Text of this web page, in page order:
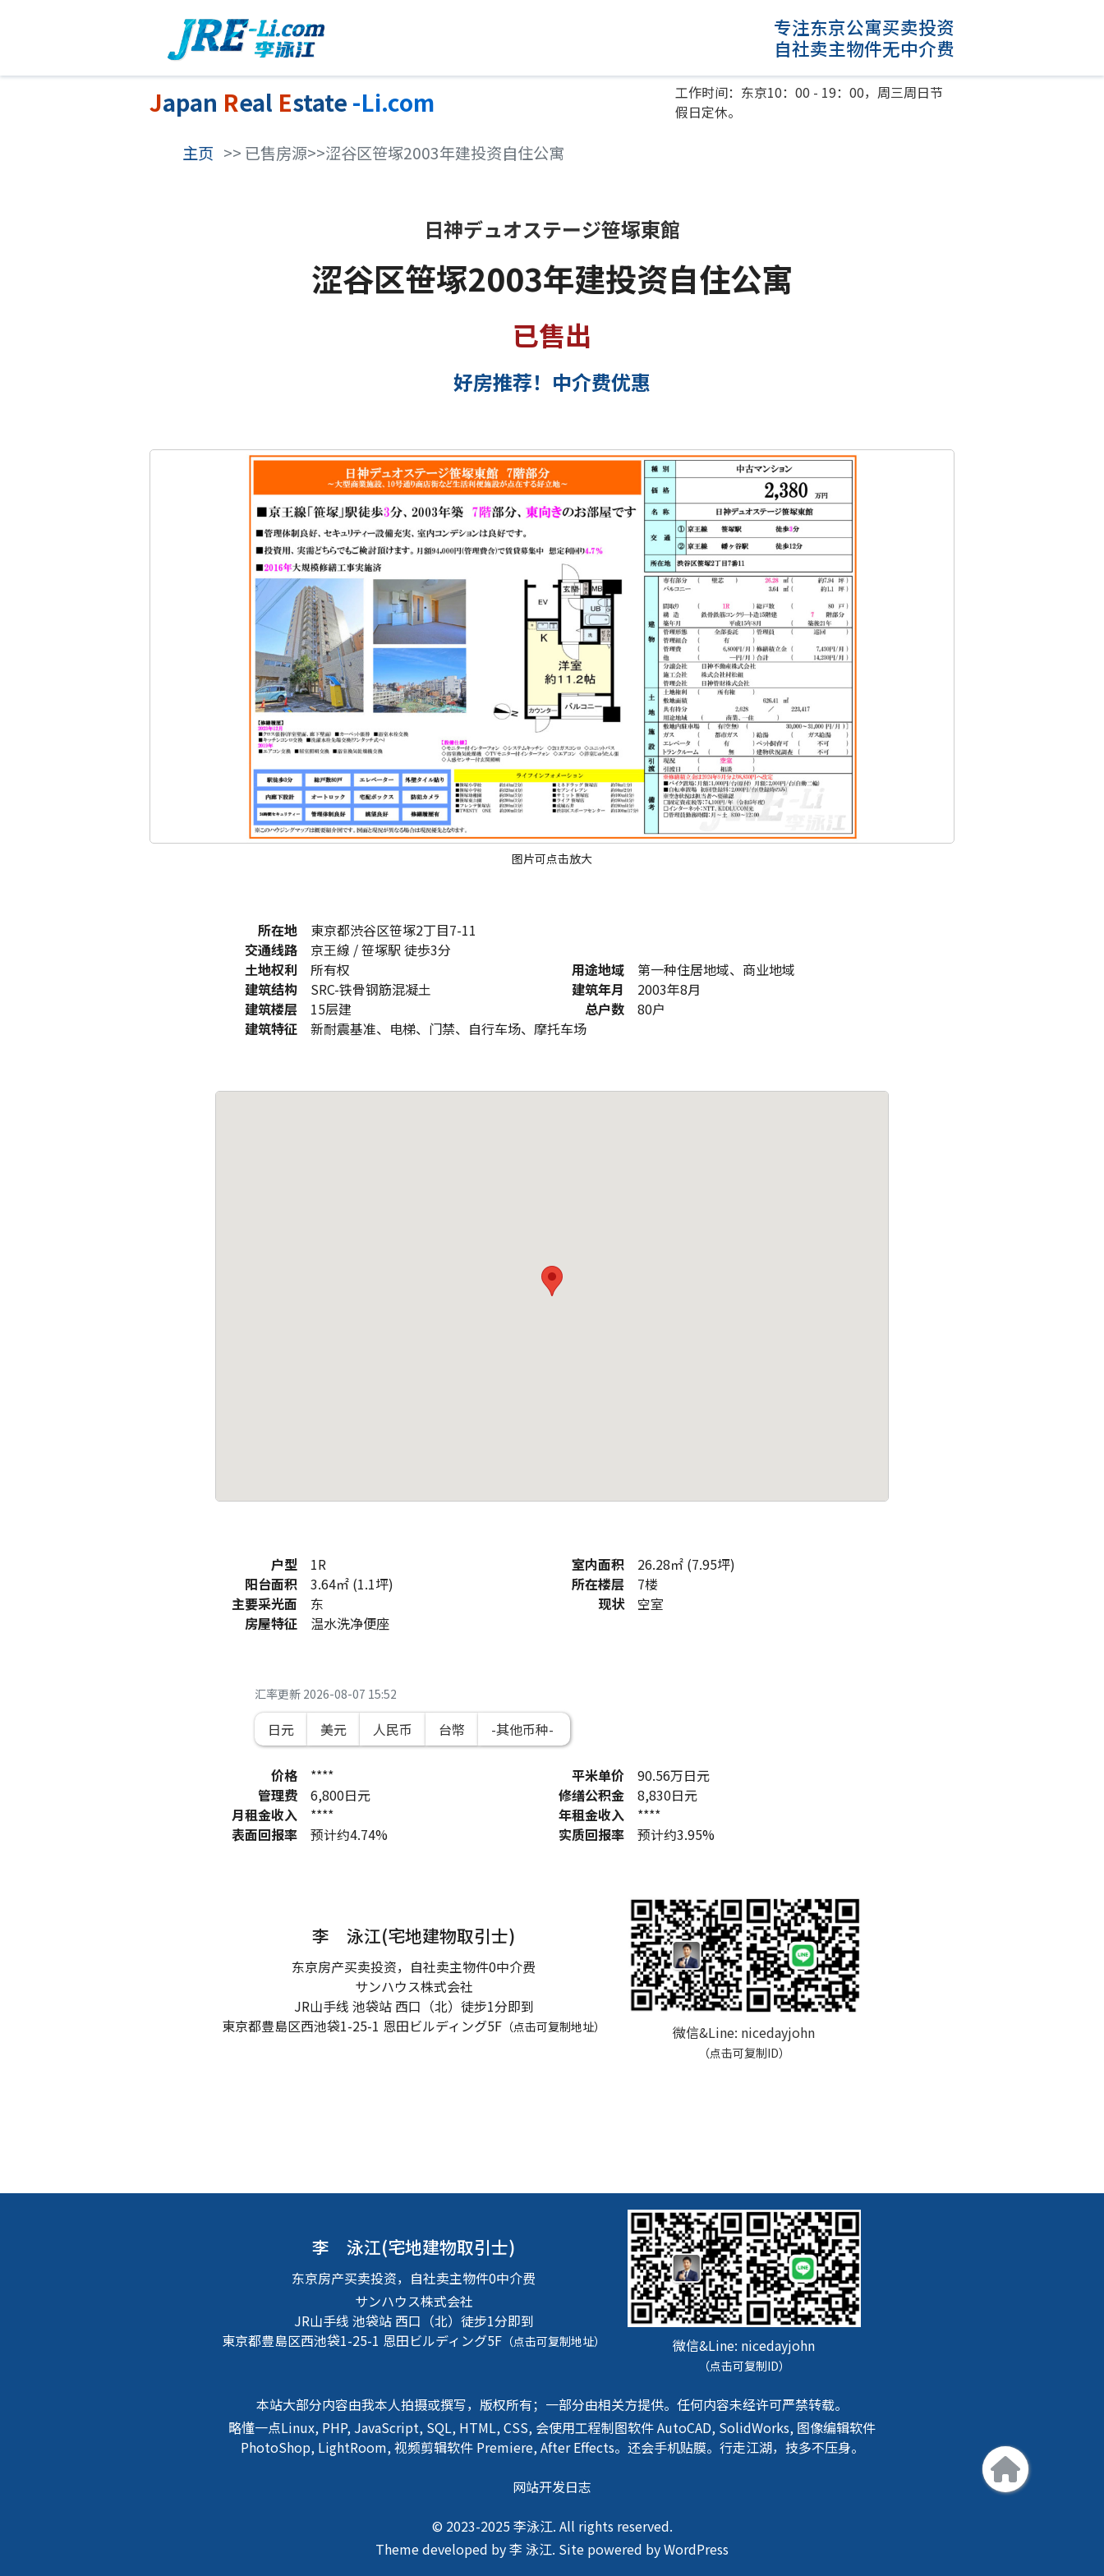
专注东京公寓买卖投资
自社卖主物件无中介费
Japan Real Estate -Li.com
工作时间：东京10：00 - 19：00，周三周日节
假日定休。
主页 >> 已售房源>>涩谷区笹塚2003年建投资自住公寓
日神デュオステージ笹塚東館
涩谷区笹塚2003年建投资自住公寓
已售出
好房推荐！中介费优惠
图片可点击放大
所在地
東京都渋谷区笹塚2丁目7-11
交通线路
京王線 / 笹塚駅 徒歩3分
土地权利
所有权 用途地域
第一种住居地域、商业地域
建筑结构
SRC-铁骨钢筋混凝土 建筑年月
2003年8月
建筑楼层
15层建 总户数
80户
建筑特征
新耐震基准、电梯、门禁、自行车场、摩托车场
户型 1R 室内面积
26.28㎡ (7.95坪)
阳台面积
3.64㎡ (1.1坪) 所在楼层
7楼
主要采光面
东 现状
空室
房屋特征
温水洗净便座
汇率更新 2026-08-07 15:52
日元 美元 人民币 台幣
价格 **** 平米单价 90.56万日元
管理费
6,800日元 修缮公积金 8,830日元
月租金收入
**** 年租金收入
****
表面回报率
预计约4.74% 实质回报率 预计约3.95%
李 泳江(宅地建物取引士)
东京房产买卖投资，自社卖主物件0中介费
サンハウス株式会社
JR山手线 池袋站 西口（北）徒步1分即到
東京都豊島区西池袋1-25-1 恩田ビルディング5F （点击可复制地址） 微信&Line: nicedayjohn
（点击可复制ID）
李 泳江(宅地建物取引士)
东京房产买卖投资，自社卖主物件0中介费
サンハウス株式会社
JR山手线 池袋站 西口（北）徒步1分即到
東京都豊島区西池袋1-25-1 恩田ビルディング5F （点击可复制地址） 微信&Line: nicedayjohn
（点击可复制ID）
本站大部分内容由我本人拍摄或撰写，版权所有；一部分由相关方提供。任何内容未经许可严禁转载。
略懂一点Linux, PHP, JavaScript, SQL, HTML, CSS, 会使用工程制图软件 AutoCAD, SolidWorks, 图像编辑软件
PhotoShop, LightRoom, 视频剪辑软件 Premiere, After Effects。还会手机贴膜。行走江湖，技多不压身。
网站开发日志
© 2023-2025 李泳江. All rights reserved.
Theme developed by 李 泳江. Site powered byWordPress